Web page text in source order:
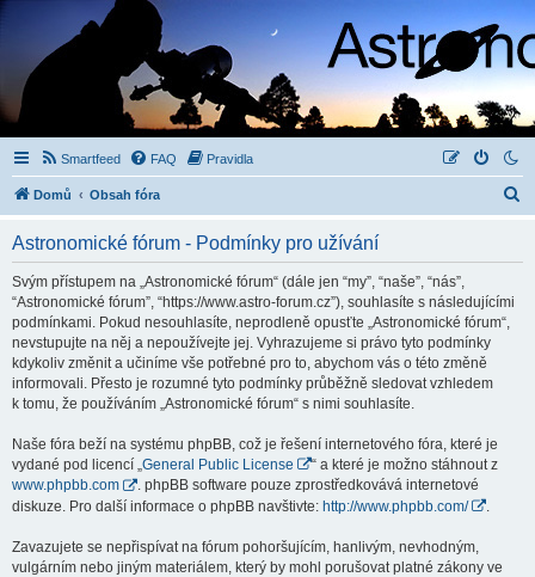
Smartfeed FAQ Pravidla
Domů Obsah fóra
Astronomické fórum - Podmínky pro užívání
Svým přístupem na „Astronomické fórum“ (dále jen “my”, “naše”, “nás”,
“Astronomické fórum”, “https://www.astro-forum.cz”), souhlasíte s následujícími
podmínkami. Pokud nesouhlasíte, neprodleně opusťte „Astronomické fórum“,
nevstupujte na něj a nepoužívejte jej. Vyhrazujeme si právo tyto podmínky
kdykoliv změnit a učiníme vše potřebné pro to, abychom vás o této změně
informovali. Přesto je rozumné tyto podmínky průběžně sledovat vzhledem
k tomu, že používáním „Astronomické fórum“ s nimi souhlasíte.
Naše fóra beží na systému phpBB, což je řešení internetového fóra, které je
vydané pod licencí „General Public License
“ a které je možno stáhnout z
www.phpbb.com
. phpBB software pouze zprostředkovává internetové
diskuze. Pro další informace o phpBB navštivte: http://www.phpbb.com/
Zavazujete se nepřispívat na fórum pohoršujícím, hanlivým, nevhodným,
vulgárním nebo jiným materiálem, který by mohl porušovat platné zákony ve